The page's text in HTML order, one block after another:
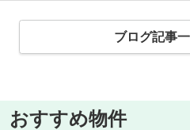
ブログ記事
おすすめ物件